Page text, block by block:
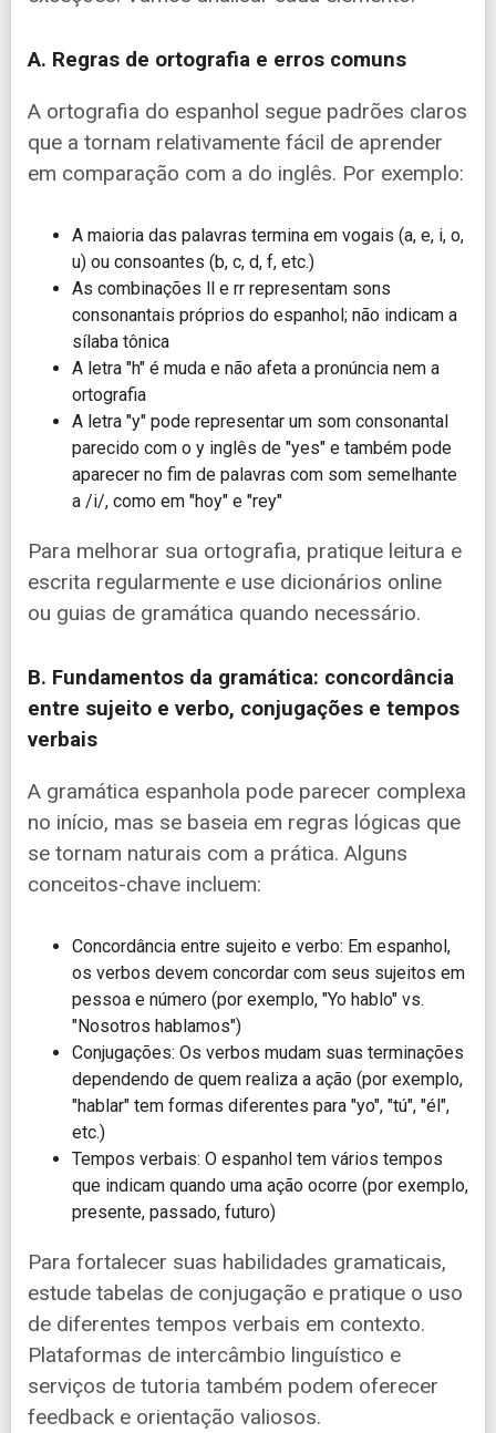
A. Regras de ortografia e erros comuns
A ortografia do espanhol segue padrões claros
que a tornam relativamente fácil de aprender
em comparação com a do inglês. Por exemplo:
A maioria das palavras termina em vogais (a, e, i, o,
u) ou consoantes (b, c, d, f, etc.)
As combinações ll e rr representam sons
consonantais próprios do espanhol; não indicam a
sílaba tônica
A letra "h" é muda e não afeta a pronúncia nem a
ortografia
A letra "y" pode representar um som consonantal
parecido com o y inglês de "yes" e também pode
aparecer no fim de palavras com som semelhante
a /i/, como em "hoy" e "rey"
Para melhorar sua ortografia, pratique leitura e
escrita regularmente e use dicionários online
ou guias de gramática quando necessário.
B. Fundamentos da gramática: concordância
entre sujeito e verbo, conjugações e tempos
verbais
A gramática espanhola pode parecer complexa
no início, mas se baseia em regras lógicas que
se tornam naturais com a prática. Alguns
conceitos-chave incluem:
Concordância entre sujeito e verbo: Em espanhol,
os verbos devem concordar com seus sujeitos em
pessoa e número (por exemplo, "Yo hablo" vs.
"Nosotros hablamos")
Conjugações: Os verbos mudam suas terminações
dependendo de quem realiza a ação (por exemplo,
"hablar" tem formas diferentes para "yo", "tú", "él",
etc.)
Tempos verbais: O espanhol tem vários tempos
que indicam quando uma ação ocorre (por exemplo,
presente, passado, futuro)
Para fortalecer suas habilidades gramaticais,
estude tabelas de conjugação e pratique o uso
de diferentes tempos verbais em contexto.
Plataformas de intercâmbio linguístico e
serviços de tutoria também podem oferecer
feedback e orientação valiosos.